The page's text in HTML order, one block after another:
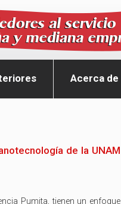
Acerca de
de la UNAM
Pumita, tienen un enfoque